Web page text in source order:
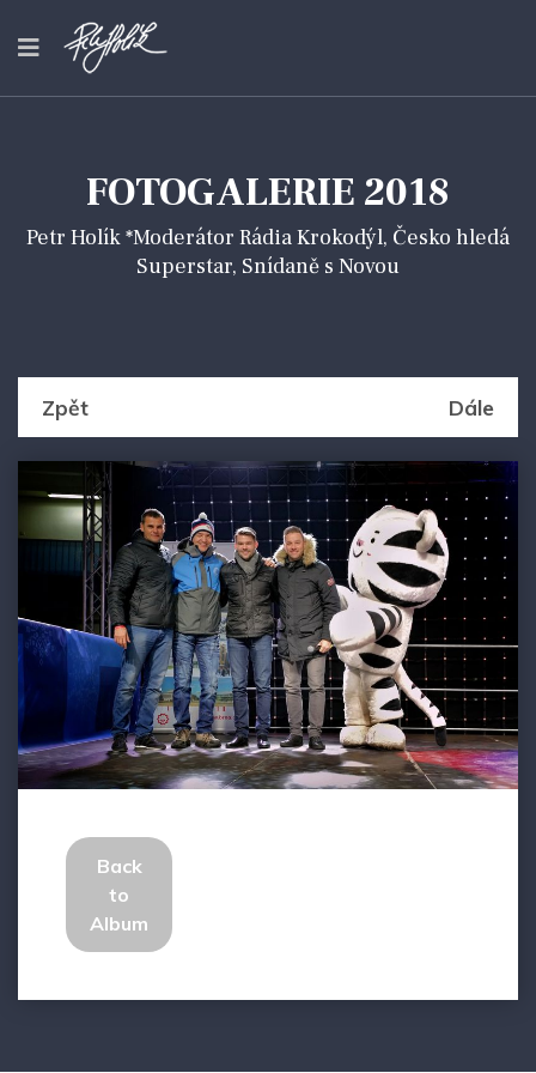
FOTOGALERIE 2018
Petr Holík *Moderátor Rádia Krokodýl, Česko hledá
Superstar, Snídaně s Novou
Zpět Dále
Back
to
Album